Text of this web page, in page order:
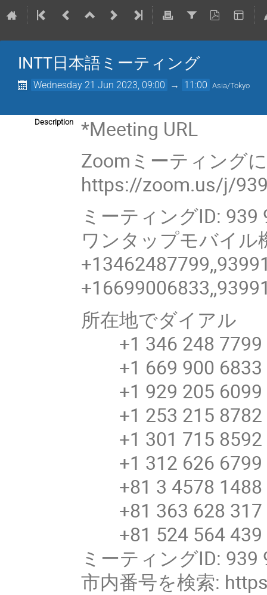
INTT日本語ミーティング
Wednesday 21 Jun 2023, 09:00 → 11:00 Asia/Tokyo
Description
*Meeting URL
Zoomミーティング
https://zoom.us/j/
ミーティングID: 939
ワンタップモバイル
所在地でダイアル
+1 346 248 7799
+1 669 900 6833
+1 929 205 6099
+1 253 215 8782
+1 301 715 8592
+1 312 626 6799
+81 3 4578 1488
+81 363 628 317
+81 524 564 439
ミーティングID: 939
市内番号を検索: